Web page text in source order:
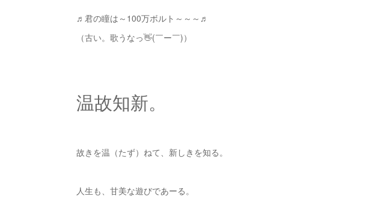
♬君の瞳は～100万ボルト～～～♬
（古い。歌うなっ👋(￣ー￣)）
温故知新。
故きを温（たず）ねて、新しきを知る。
人生も、甘美な遊びであーる。